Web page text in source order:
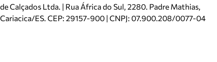
Cartão Presente
Localizador de lojas
Bolsas
Scarpins
de Calçados Ltda. | Rua África do Sul, 2280. Padre Mathias,
Cariacica/ES. CEP: 29157-900 | CNPJ: 07.900.208/0077-04